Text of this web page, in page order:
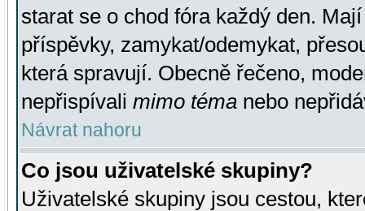
starat se o chod fóra každý den.
příspěvky, zamykat/odemykat,
která spravují. Obecně řečeno,
nepřispívali mimo téma nebo
Návrat nahoru
Co jsou uživatelské skupiny?
Uživatelské skupiny jsou cestou,